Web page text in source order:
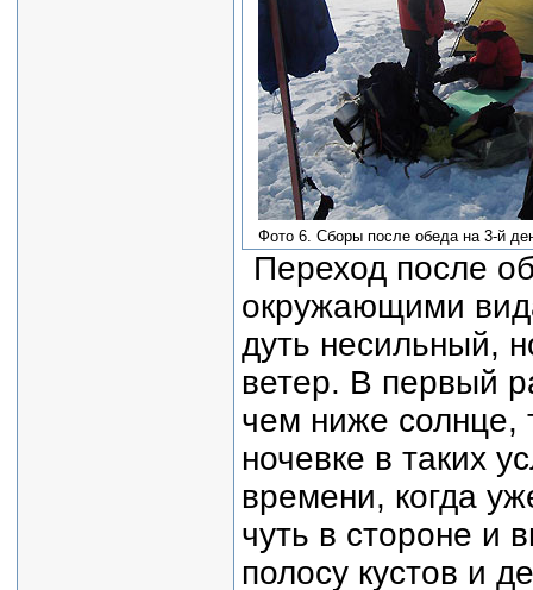
Фото 6. Сборы после обеда на 3-й
Переход после
окружающими
дуть несильный,
ветер. В первый
чем ниже солнце,
ночевке в таких
времени, когда
чуть в стороне и
полосу кустов и